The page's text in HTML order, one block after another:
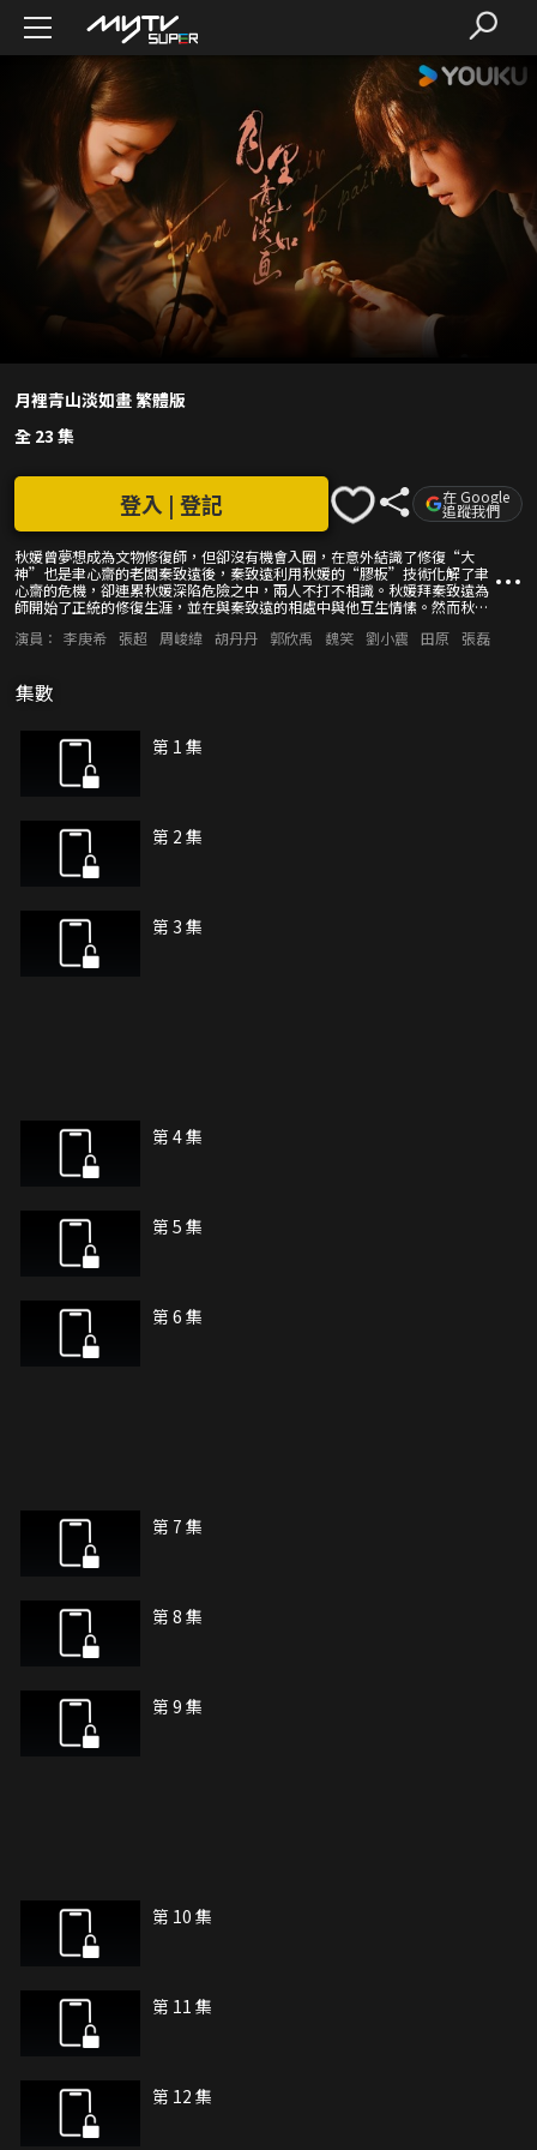
月裡青山淡如畫 繁體版
全 23 集
秋媛曾夢想成為文物修復師，但卻沒有機會入圈，在意外結識了修復“大
神”也是聿心齋的老闆秦致遠後，秦致遠利用秋媛的“膠板”技術化解了聿
心齋的危機，卻連累秋媛深陷危險之中，兩人不打不相識。秋媛拜秦致遠為
師開始了正統的修復生涯，並在與秦致遠的相處中與他互生情愫。然而秋媛
和秋媛多次設計陷害秦致遠，他對秋媛又愛又恨的感情也讓秋媛陷入痛苦。
登入 | 登記 在 Google
追蹤我們
演員： 李庚希 張超 周峻緯 胡丹丹 郭欣禹 魏笑 劉小震 田原 張磊
集數
第 1 集
第 2 集
第 3 集
第 4 集
第 5 集
第 6 集
第 7 集
第 8 集
第 9 集
第 10 集
第 11 集
第 12 集